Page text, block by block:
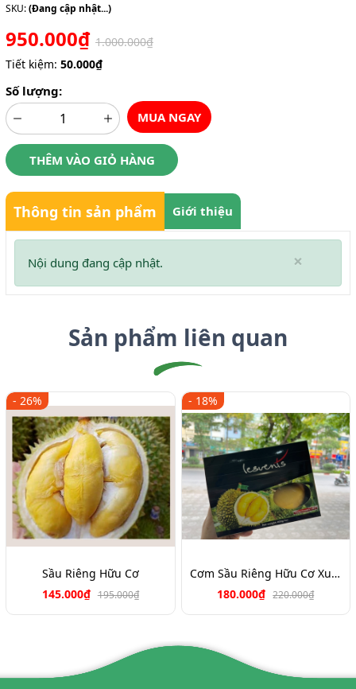
SKU:(Đang cập nhật...)
950.000₫ 1.000.000₫
Tiết kiệm: 50.000₫
Số lượng:
MUA NGAY
THÊM VÀO GIỎ HÀNG
Thông tin sản phẩm Giới thiệu
×
Nội dung đang cập nhật.
Sản phẩm liên quan
- 26%
Sầu Riêng Hữu Cơ
145.000₫ 195.000₫
- 18%
Cơm Sầu Riêng Hữu Cơ Xuất Khẩu
180.000₫ 220.000₫